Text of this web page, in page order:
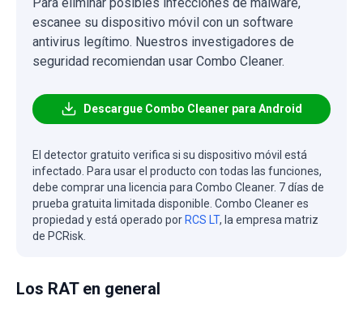
escanee su dispositivo móvil con un software
antivirus legítimo. Nuestros investigadores de
seguridad recomiendan usar Combo Cleaner.
Descargue Combo Cleaner para Android
El detector gratuito verifica si su dispositivo móvil está
infectado. Para usar el producto con todas las funciones,
debe comprar una licencia para Combo Cleaner. 7 días de
prueba gratuita limitada disponible. Combo Cleaner es
propiedad y está operado por RCS LT, la empresa matriz
de PCRisk.
Los RAT en general